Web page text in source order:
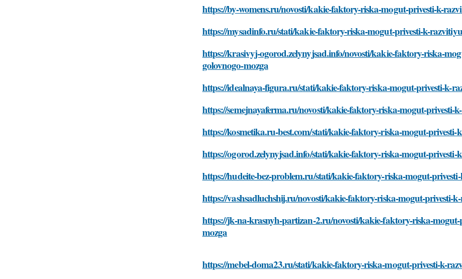
https://by-womens.ru/novosti/kakie-faktory-riska-mogut-privesti-k-
https://mysadinfo.ru/stati/kakie-faktory-riska-mogut-privesti-k-
https://krasivyj-ogorod.zelynyjsad.info/novosti/kakie-faktory-riska-
golovnogo-mozga
https://idealnaya-figura.ru/stati/kakie-faktory-riska-mogut-privesti-k-
https://semejnayaferma.ru/novosti/kakie-faktory-riska-mogut-privesti-
https://kosmetika.ru-best.com/stati/kakie-faktory-riska-mogut-privesti-
https://ogorod.zelynyjsad.info/stati/kakie-faktory-riska-mogut-privesti-
https://hudeite-bez-problem.ru/stati/kakie-faktory-riska-mogut-
https://vashsadluchshij.ru/novosti/kakie-faktory-riska-mogut-privesti-
https://jk-na-krasnyh-partizan-2.ru/novosti/kakie-faktory-riska-
mozga
https://mebel-doma23.ru/stati/kakie-faktory-riska-mogut-privesti-k-